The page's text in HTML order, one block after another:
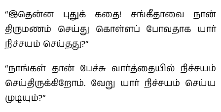
“இதென்ன புதுக் கதை! சங்கீதாவை நான்
திருமணம் செய்து கொள்ளப் போவதாக யார்
நிச்சயம் செய்தது?”
“நாங்கள் தான் பேச்சு வார்த்தையில் நிச்சயம்
செய்திருக்கிறோம். வேறு யார் நிச்சயம் செய்ய
முடியும்?”